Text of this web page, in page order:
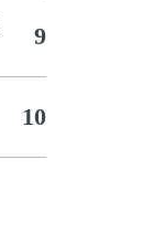
9
10